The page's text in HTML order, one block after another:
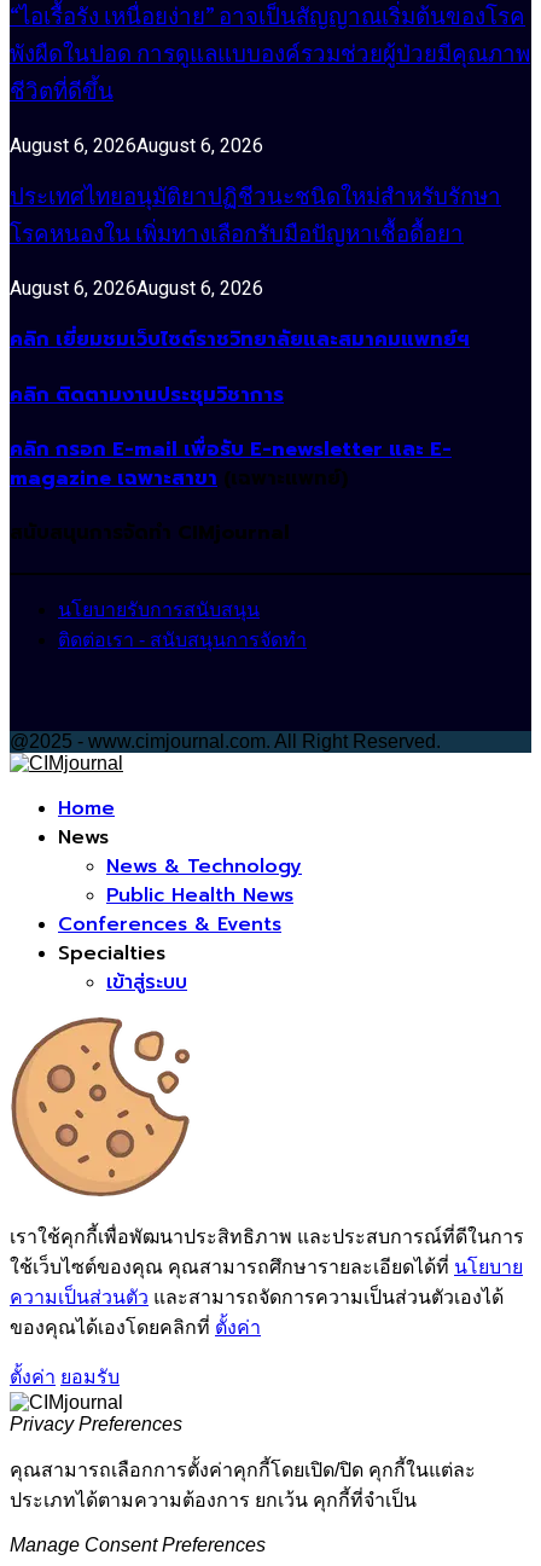
“ไอเรื้อรัง เหนื่อยง่าย” อาจเป็นสัญญาณเริ่มต้นของโรค
พังผืดในปอด การดูแลแบบองค์รวมช่วยผู้ป่วยมีคุณภาพ
ชีวิตที่ดีขึ้น
August 6, 2026August 6, 2026
ประเทศไทยอนุมัติยาปฏิชีวนะชนิดใหม่สำหรับรักษา
โรคหนองใน เพิ่มทางเลือกรับมือปัญหาเชื้อดื้อยา
August 6, 2026August 6, 2026
คลิก เยี่ยมชมเว็บไซต์ราชวิทยาลัยและสมาคมแพทย์ฯ
คลิก ติดตามงานประชุมวิชาการ
คลิก กรอก E-mail เพื่อรับ E-newsletter และ E-
magazine เฉพาะสาขา (เฉพาะแพทย์)
สนับสนุนการจัดทำ CIMjournal
นโยบายรับการสนับสนุน
ติดต่อเรา - สนับสนุนการจัดทำ
@2025 - www.cimjournal.com. All Right Reserved.
Home
News
News & Technology
Public Health News
Conferences & Events
Specialties
เข้าสู่ระบบ
เราใช้คุกกี้เพื่อพัฒนาประสิทธิภาพ และประสบการณ์ที่ดีในการ
ใช้เว็บไซต์ของคุณ คุณสามารถศึกษารายละเอียดได้ที่ นโยบาย
ความเป็นส่วนตัว และสามารถจัดการความเป็นส่วนตัวเองได้
ของคุณได้เองโดยคลิกที่ ตั้งค่า
ตั้งค่า ยอมรับ
Privacy Preferences
คุณสามารถเลือกการตั้งค่าคุกกี้โดยเปิด/ปิด คุกกี้ในแต่ละ
ประเภทได้ตามความต้องการ ยกเว้น คุกกี้ที่จำเป็น
Manage Consent Preferences